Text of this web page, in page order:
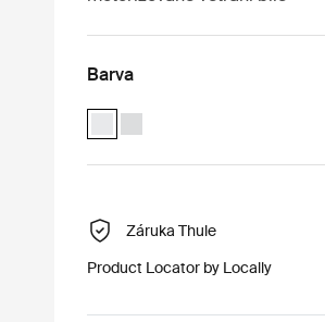
Barva
Thule Vent Motorized Bílá (selected)
Thule Vent Motorized Průsvitný
Záruka Thule
Product Locator by Locally